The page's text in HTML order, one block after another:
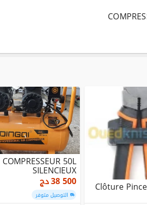
Clôture
COMPRESSEUR 50L
SILENCIEUX
38 500دج
التوصيل متوفر